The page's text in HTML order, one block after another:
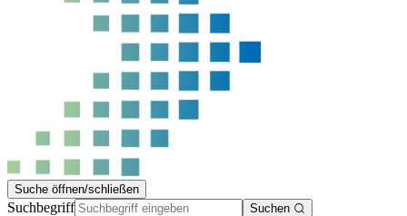
Suche öffnen/schließen
Suchbegriff
Suchen